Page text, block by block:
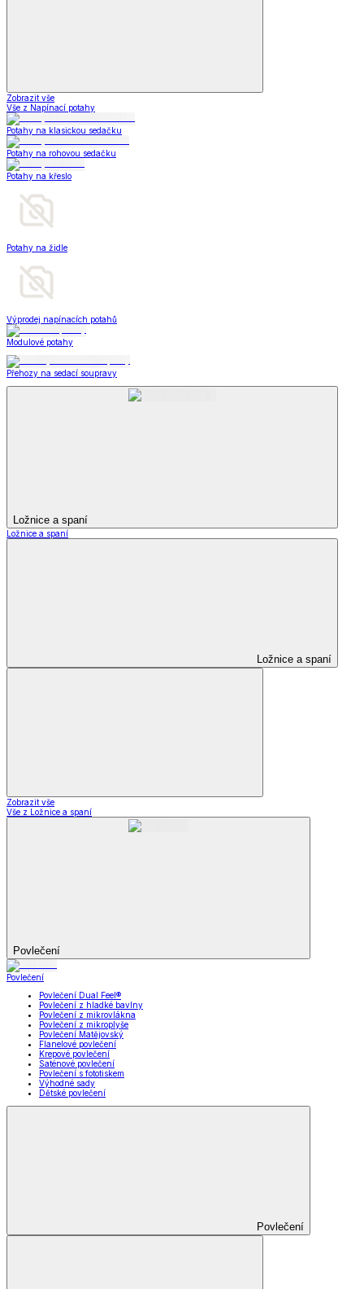
Zobrazit vše
Vše z Napínací potahy
Potahy na klasickou sedačku
Potahy na rohovou sedačku
Potahy na křeslo
Potahy na židle
Výprodej napínacích potahů
Modulové potahy
Přehozy na sedací soupravy
Ložnice a spaní
Ložnice a spaní
Ložnice a spaní
Zobrazit vše
Vše z Ložnice a spaní
Povlečení
Povlečení
Povlečení Dual Feel®
Povlečení z hladké bavlny
Povlečení z mikrovlákna
Povlečení z mikroplyše
Povlečení Matějovský
Flanelové povlečení
Krepové povlečení
Saténové povlečení
Povlečení s fototiskem
Výhodné sady
Dětské povlečení
Povlečení